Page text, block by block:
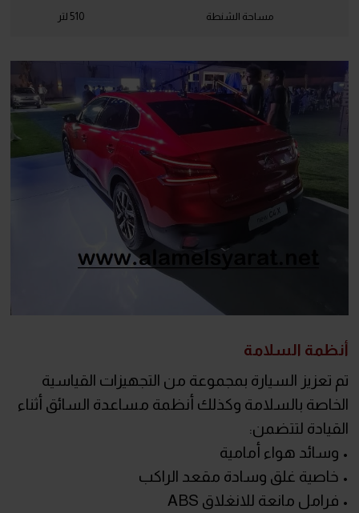
مساحة الشنطة 510 لتر
أنظمة السلامة
تم تعزيز السيارة بمجموعة من التجهيزات القياسية
الخاصة بالسلامة وكذلك أنظمة مساعدة السائق أثناء
القيادة لتتضمن:
• وسائد هواء أمامية
• خاصية غلق وسادة مقعد الراكب
• فرامل مانعة للانغلاق ABS